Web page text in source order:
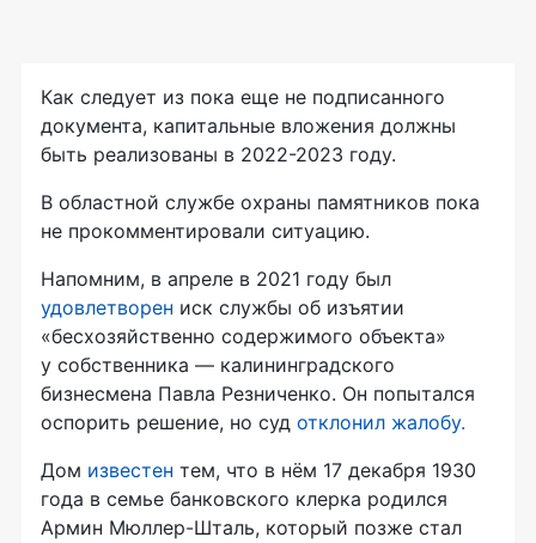
Как следует из пока еще не подписанного
документа, капитальные вложения должны
быть реализованы в 2022-2023 году.
В областной службе охраны памятников пока
не прокомментировали ситуацию.
Напомним, в апреле в 2021 году был
удовлетворен иск службы об изъятии
«бесхозяйственно содержимого объекта»
у собственника — калининградского
бизнесмена Павла Резниченко. Он попытался
оспорить решение, но суд отклонил жалобу.
Дом известен тем, что в нём 17 декабря 1930
года в семье банковского клерка родился
Армин Мюллер-Шталь, который позже стал